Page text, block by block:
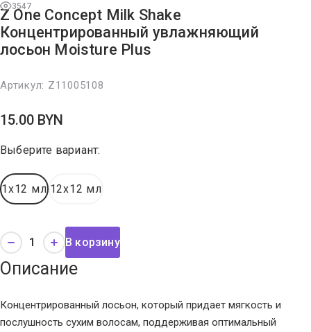
3547
Z One Concept Milk Shake
Концентрированный увлажняющий
лосьон Moisture Plus
Артикул: Z11005108
15.00 BYN
Выберите вариант:
1x12 мл 12x12 мл
В корзину
Описание
Концентрированный лосьон, который придает мягкость и
послушность сухим волосам, поддерживая оптимальный